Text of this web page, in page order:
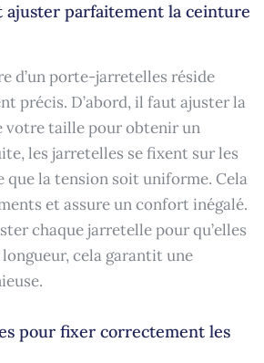
ajuster parfaitement la ceinture
d’un porte-jarretelles réside
précis. D’abord, il faut ajuster la
votre taille pour obtenir un
les jarretelles se fixent sur les
que la tension soit uniforme. Cela
et assure un confort inégalé.
chaque jarretelle pour qu’elles
cela garantit une
pour fixer correctement les